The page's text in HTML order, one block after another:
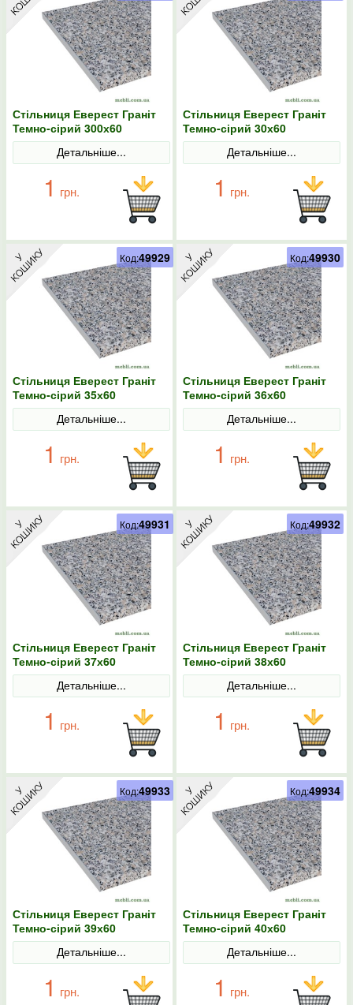
Стільниця Еверест Граніт
Темно-сірий 300х60
Детальніше...
1 грн.
Стільниця Еверест Граніт
Темно-сірий 30х60
Детальніше...
1 грн.
Стільниця Еверест Граніт
Темно-сірий 35х60
Детальніше...
1 грн.
Код:49929
Стільниця Еверест Граніт
Темно-сірий 36х60
Детальніше...
1 грн.
Код:49930
Стільниця Еверест Граніт
Темно-сірий 37х60
Детальніше...
1 грн.
Код:49931
Стільниця Еверест Граніт
Темно-сірий 38х60
Детальніше...
1 грн.
Код:49932
Стільниця Еверест Граніт
Темно-сірий 39х60
Детальніше...
1 грн.
Код:49933
Стільниця Еверест Граніт
Темно-сірий 40х60
Детальніше...
1 грн.
Код:49934